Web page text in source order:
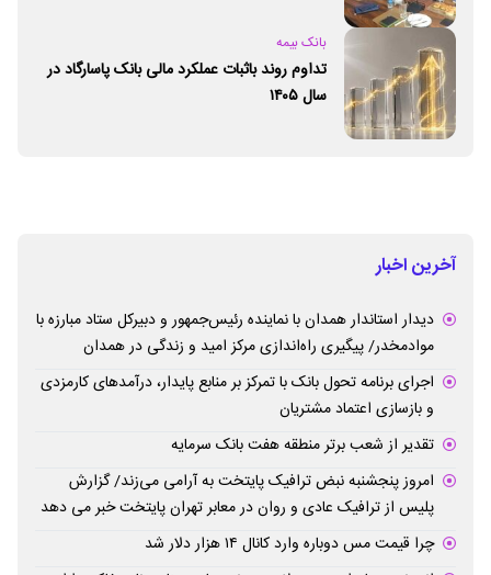
بانک بیمه
تداوم روند باثبات عملکرد مالی بانک پاسارگاد در
سال ۱۴۰۵
آخرین اخبار
دیدار استاندار همدان با نماینده رئیس‌جمهور و دبیرکل ستاد مبارزه با
موادمخدر/ پیگیری راه‌اندازی مرکز امید و زندگی در همدان
اجرای برنامه تحول بانک با تمرکز بر منابع پایدار، درآمدهای کارمزدی
و بازسازی اعتماد مشتریان
تقدیر از شعب برتر منطقه هفت بانک سرمایه
امروز پنجشنبه نبض ترافیک پایتخت به آرامی می‌زند/ گزارش
پلیس از ترافیک عادی و روان در معابر تهران پایتخت خبر می دهد
چرا قیمت مس دوباره وارد کانال ۱۴ هزار دلار شد